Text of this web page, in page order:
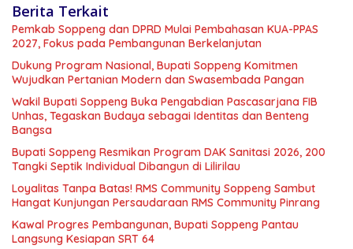
Berita Terkait
Pemkab Soppeng dan DPRD Mulai Pembahasan KUA-PPAS
2027, Fokus pada Pembangunan Berkelanjutan
Dukung Program Nasional, Bupati Soppeng Komitmen
Wujudkan Pertanian Modern dan Swasembada Pangan
Wakil Bupati Soppeng Buka Pengabdian Pascasarjana FIB
Unhas, Tegaskan Budaya sebagai Identitas dan Benteng
Bangsa
Bupati Soppeng Resmikan Program DAK Sanitasi 2026, 200
Tangki Septik Individual Dibangun di Lilirilau
Loyalitas Tanpa Batas! RMS Community Soppeng Sambut
Hangat Kunjungan Persaudaraan RMS Community Pinrang
Kawal Progres Pembangunan, Bupati Soppeng Pantau
Langsung Kesiapan SRT 64